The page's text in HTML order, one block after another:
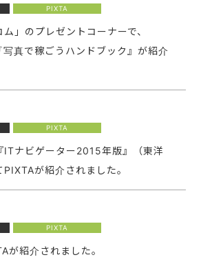
PIXTA
ム」のプレゼントコーナーで、
真で稼ごうハンドブック』が紹介
PIXTA
ITナビゲーター2015年版』（東洋
が紹介されました。
PIXTA
が紹介されました。